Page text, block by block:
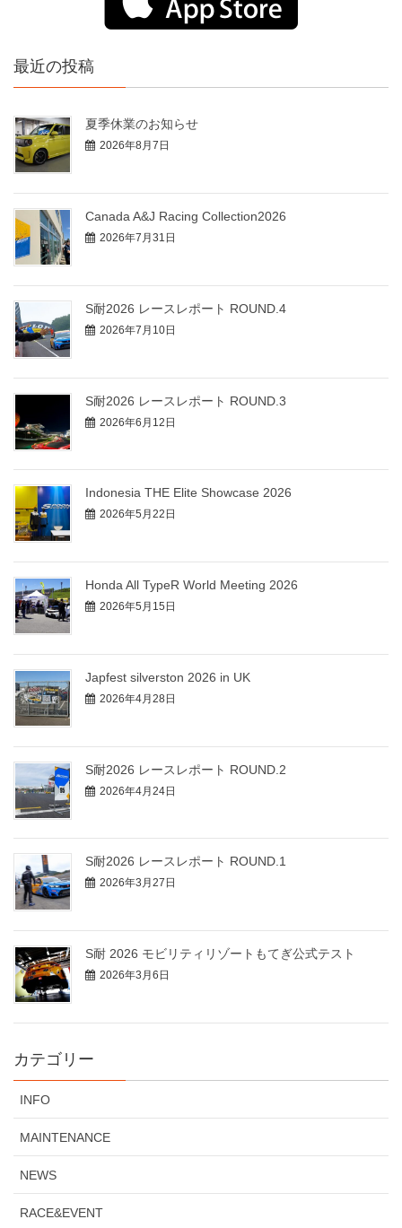
最近の投稿
夏季休業のお知らせ
2026年8月7日
Canada A&J Racing Collection2026
2026年7月31日
S耐2026 レースレポート ROUND.4
2026年7月10日
S耐2026 レースレポート ROUND.3
2026年6月12日
Indonesia THE Elite Showcase 2026
2026年5月22日
Honda All TypeR World Meeting 2026
2026年5月15日
Japfest silverston 2026 in UK
2026年4月28日
S耐2026 レースレポート ROUND.2
2026年4月24日
S耐2026 レースレポート ROUND.1
2026年3月27日
S耐 2026 モビリティリゾートもてぎ公式テスト
2026年3月6日
カテゴリー
INFO
MAINTENANCE
NEWS
RACE&EVENT